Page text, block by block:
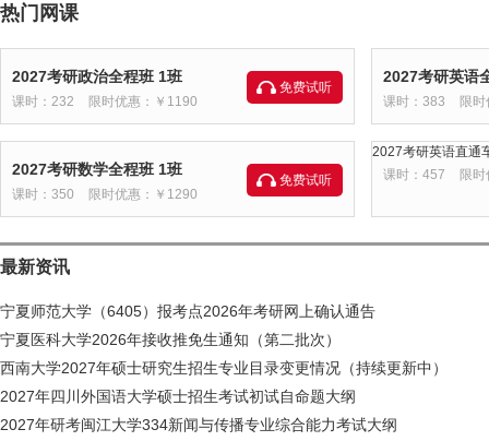
热门网课
2027考研政治全程班 1班
课时：232 限时优惠：￥1190
免费试听
2027考研英语
课时：383 限
2027考研数学全程班 1班
课时：350 限时优惠：￥1290
免费试听
2027考研英语直通
课时：457
限
最新资讯
宁夏师范大学（6405）报考点2026年考研网上确认通告
宁夏医科大学2026年接收推免生通知（第二批次）
西南大学2027年硕士研究生招生专业目录变更情况（持续更新中）
2027年四川外国语大学硕士招生考试初试自命题大纲
2027年研考闽江大学334新闻与传播专业综合能力考试大纲